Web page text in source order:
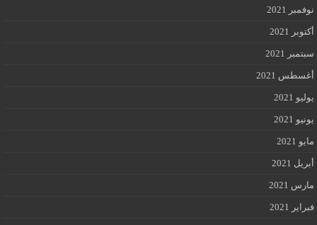
نوفمبر 2021
أكتوبر 2021
سبتمبر 2021
أغسطس 2021
يوليو 2021
يونيو 2021
مايو 2021
أبريل 2021
مارس 2021
فبراير 2021